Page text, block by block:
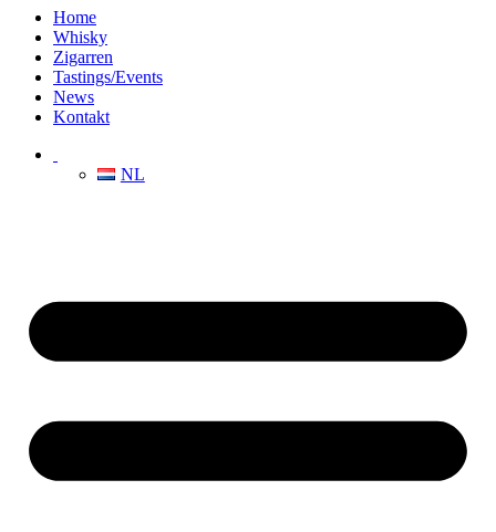
Home
Whisky
Zigarren
Tastings/Events
News
Kontakt
NL